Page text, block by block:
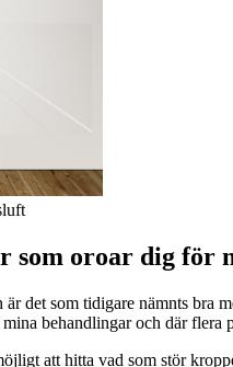
som oroar dig för
det som tidigare nämnts
behandlingar och där
att hitta vad som stör